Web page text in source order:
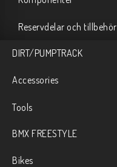
Reservdelar och tillbehör
DIRT/PUMPTRACK
Accessories
Tools
BMX FREESTYLE
Bikes